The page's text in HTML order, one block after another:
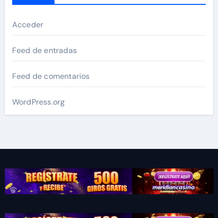
Acceder
Feed de entradas
Feed de comentarios
WordPress.org